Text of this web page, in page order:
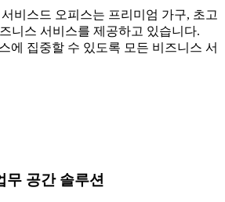
비스드 오피스는 프리미엄 가구, 초고
니스 서비스를 제공하고 있습니다.
에 집중할 수 있도록 모든 비즈니스 서
무 공간 솔루션